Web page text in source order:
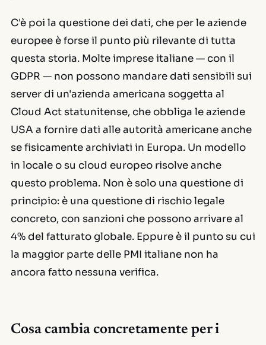
C'è poi la questione dei dati, che per le aziende
europee è forse il punto più rilevante di tutta
questa storia. Molte imprese italiane — con il
GDPR — non possono mandare dati sensibili sui
server di un'azienda americana soggetta al
Cloud Act statunitense, che obbliga le aziende
USA a fornire dati alle autorità americane anche
se fisicamente archiviati in Europa. Un modello
in locale o su cloud europeo risolve anche
questo problema. Non è solo una questione di
principio: è una questione di rischio legale
concreto, con sanzioni che possono arrivare al
4% del fatturato globale. Eppure è il punto su cui
la maggior parte delle PMI italiane non ha
ancora fatto nessuna verifica.
Cosa cambia concretamente per i